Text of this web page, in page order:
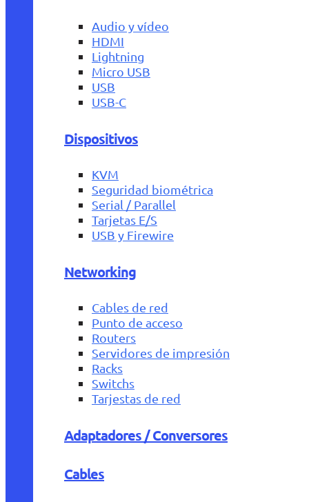
Audio y vídeo
HDMI
Lightning
Micro USB
USB
USB-C
Dispositivos
KVM
Seguridad biométrica
Serial / Parallel
Tarjetas E/S
USB y Firewire
Networking
Cables de red
Punto de acceso
Routers
Servidores de impresión
Racks
Switchs
Tarjestas de red
Adaptadores / Conversores
Cables